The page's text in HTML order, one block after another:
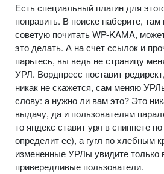
Есть специальный плагин для
поправить. В поиске наберите,
советую почитать WP-KAMA,
это делать. А на счет ссылок и
парьтесь, вы ведь не страницу
УРЛ. Вордпресс поставит
никак не скажется, сам меняю
слову: а нужно ли вам это? Это
выдачу, да и пользователям
то яндекс ставит урл в сниппете
определит ее), а гугл по хлебным
измененные УРЛы увидите только
привередливые пользователи.